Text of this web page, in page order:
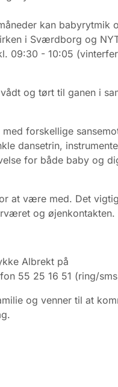
kan babyrytmik
i Sværdborg og
09:30 - 10:05
og tørt til ganen i
forskellige
dansetrin,
for både baby og
at være med. Det
og øjenkontakten.
Albrekt på
55 25 16 51 (ring/
og venner til at